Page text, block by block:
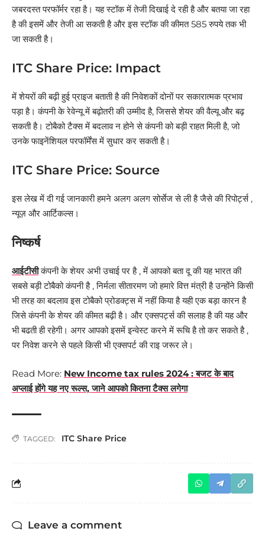
जबरदस्त परफॉर्मर रहा है। यह स्टॉक में तेजी दिखाई दे रही है और बतया जा रहा
है की इसमें और तेजी आ सकती है और इस स्टॉक की कीमत 585 रुपये तक भी
जा सकती है।
ITC Share Price: Impact
में शेयरों की बढ़ी हुई प्राइज बताती है की निवेशकों दोनों पर सकारात्मक प्रभाव
पड़ा है। कंपनी के रेवेन्यू में बढ़ोतरी की उम्मीद है, जिससे शेयर की वैल्यू और बढ़
सकती है। टोबैको टैक्स में बदलाव न होने से कंपनी को बड़ी राहत मिली है, जो
उनके फाइनेंशियल परफॉर्मेंस में सुधार कर सकती है।
ITC Share Price: Source
इस लेख में दी गई जानकारी हमने अलग अलग सोर्सेज से ली है जैसे की रिपोर्ट्स ,
न्यूज़ और आर्टिकल्स।
निष्कर्ष
आईटीसीकंपनी के शेयर अभी उचाई पर है , में आपको बता दू की यह भारत की
सबसे बड़ी टोबैको कंपनी है , निर्मला सीतारमण जो हमारे वित्त मंत्री है उन्होंने किसी
भी तरह का बदलाव इस टोबैको प्रोडक्ट्स में नहीं किया है यही एक बड़ा कारन है
जिसे कंपनी के शेयर की कीमत बढ़ी है। और एक्सपर्ट्स की सलाह है की यह और
भी बढती ही रहेगी। अगर आपको इसमें इन्वेस्ट करने में रूचि है तो कर सकते है ,
पर निवेश करने से पहले किसी भी एक्सपर्ट की राइ जरूर ले।
Read More: New Income tax rules 2024 : बजट के बाद
अप्लाई होंगे यह नए रूल्स, जाने आपको कितना टैक्स लगेगा
TAGGED: ITC Share Price
Leave a comment